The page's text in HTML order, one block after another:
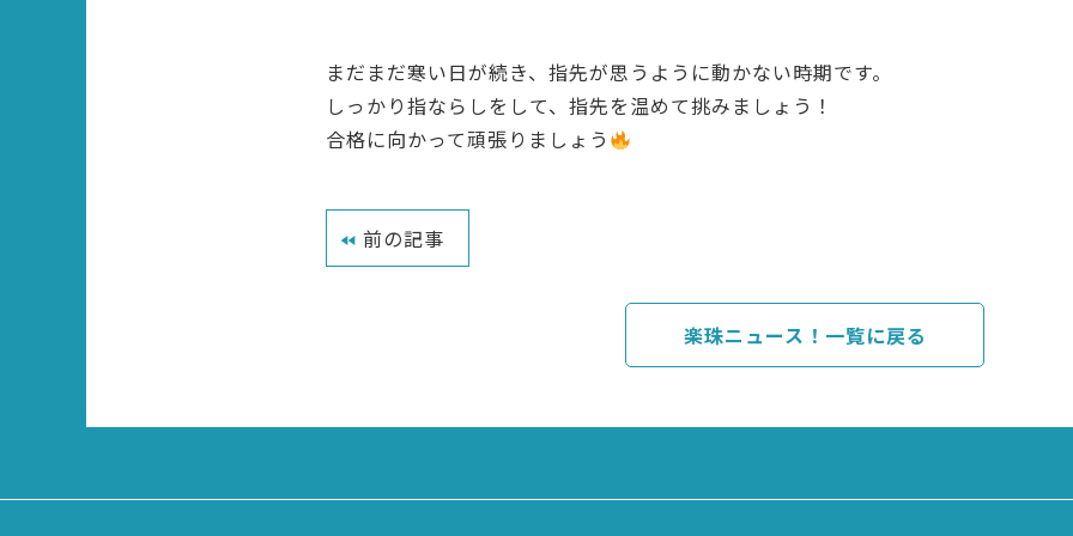
まだまだ寒い日が続き、指先が思うように動かない時期です。
しっかり指ならしをして、指先を温めて挑みましょう！
合格に向かって頑張りましょう
前の記事
楽珠ニュース！一覧に戻る